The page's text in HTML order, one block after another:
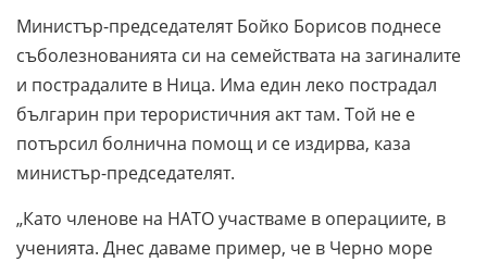
Министър-председателят Бойко Борисов поднесе
съболезнованията си на семействата на загиналите
и пострадалите в Ница. Има един леко пострадал
българин при терористичния акт там. Той не е
потърсил болнична помощ и се издирва, каза
министър-председателят.
„Като членове на НАТО участваме в операциите, в
ученията. Днес даваме пример, че в Черно море